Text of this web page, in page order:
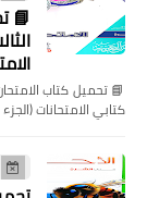
📘
كتابي الامتحانات